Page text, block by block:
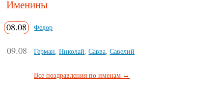
Именины
08.08 Федор
09.08 Герман ,Николай ,Савва ,Савелий
Все поздравления по именам →